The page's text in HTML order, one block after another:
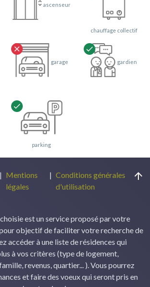
ascenseur
chauffage collectif
close
garage
check
gardien
check
parking
| Mentions
légales
| Conditions générales
d'utilisation
arrow_upward
est un service proposé par votre
objectif de faciliter votre recherche de
accéder à une liste de résidences qui
à vos critères (type de logement,
revenus, quartier... ). Vous pourrez
et faire des voeux qui seront pris en